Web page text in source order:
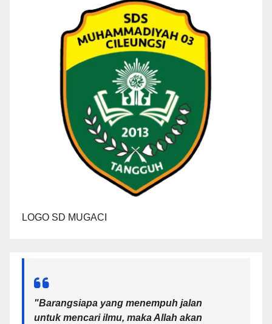
LOGO SD MUGACI
"Barangsiapa yang menempuh jalan
untuk mencari ilmu, maka Allah akan